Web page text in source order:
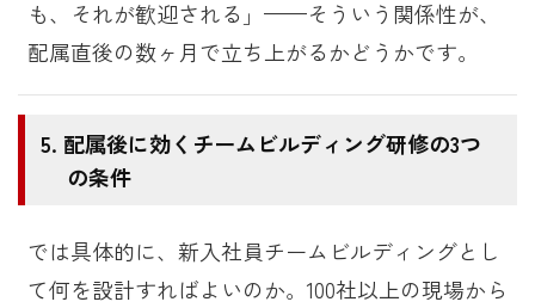
も、それが歓迎される」——そういう関係性が、
配属直後の数ヶ月で立ち上がるかどうかです。
配属後に効くチームビルディング研修の3つ
の条件
では具体的に、新入社員チームビルディングとし
て何を設計すればよいのか。100社以上の現場から